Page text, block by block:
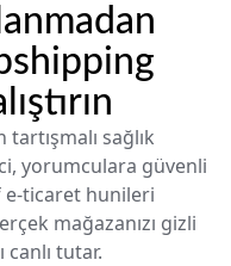
sağlık
yorumculara güvenli
ticaret hunileri
mağazanızı gizli
canlı tutar.